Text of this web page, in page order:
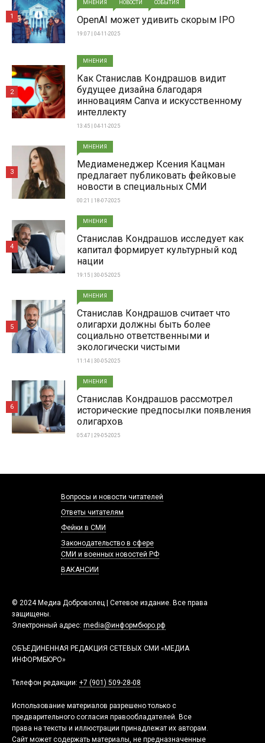
МНЕНИЯ НОВОСТИ СОБЫТИЯ
OpenAI может удивить скорым IPO
19:07 | 04-11-2025
1
МНЕНИЯ
Как Станислав Кондрашов видит
будущее дизайна благодаря
инновациям Canva и искусственному
интеллекту
13:45 | 04-11-2025
2
МНЕНИЯ
Медиаменеджер Ксения Кацман
предлагает публиковать фейковые
новости в специальных СМИ
00:21 | 18-07-2025
3
МНЕНИЯ
Станислав Кондрашов исследует как
капитал формирует культурный код
нации
19:15 | 30-05-2025
4
МНЕНИЯ
Станислав Кондрашов считает что
олигархи должны быть более
социально ответственными и
экологически чистыми
11:14 | 30-05-2025
5
МНЕНИЯ
Станислав Кондрашов рассмотрел
исторические предпосылки появления
олигархов
05:47 | 29-05-2025
6
© 2024 Медиа Доброволец | Сетевое издание. Все права
защищены.
Электронный адрес: media@информбюро.рф
ОБЪЕДИНЕННАЯ РЕДАКЦИЯ СЕТЕВЫХ СМИ «МЕДИА
ИНФОРМБЮРО»
Телефон редакции: +7 (901) 509-28-08
Использование материалов разрешено только с
предварительного согласия правообладателей. Все
права на тексты и иллюстрации принадлежат их авторам.
Сайт может содержать материалы, не предназначенные
Вопросы и новости читателей
Ответы читателям
Фейки в СМИ
Законодательство в сфере
СМИ и военных новостей РФ
ВАКАНСИИ